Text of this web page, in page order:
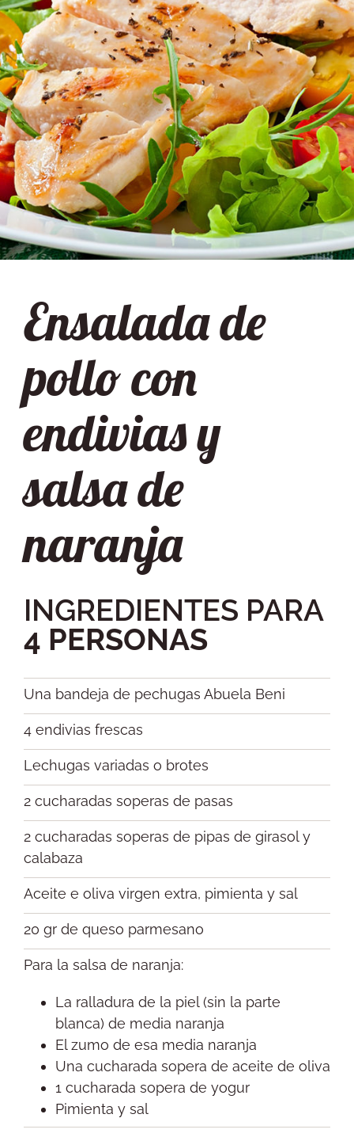
Ensalada de
pollo con
endivias y
salsa de
naranja
INGREDIENTES PARA
4 PERSONAS
Una bandeja de pechugas Abuela Beni
4 endivias frescas
Lechugas variadas o brotes
2 cucharadas soperas de pasas
2 cucharadas soperas de pipas de girasol y
calabaza
Aceite e oliva virgen extra, pimienta y sal
20 gr de queso parmesano
Para la salsa de naranja:
La ralladura de la piel (sin la parte
blanca) de media naranja
El zumo de esa media naranja
Una cucharada sopera de aceite de oliva
1 cucharada sopera de yogur
Pimienta y sal